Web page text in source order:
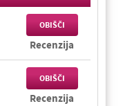
OBIŠČI
Recenzija
OBIŠČI
Recenzija